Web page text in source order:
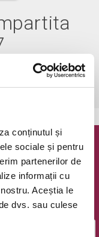
conținutul și
sociale și pentru
partenerilor de
informații cu
Aceștia le
dvs. sau culese
cu cele mai noi